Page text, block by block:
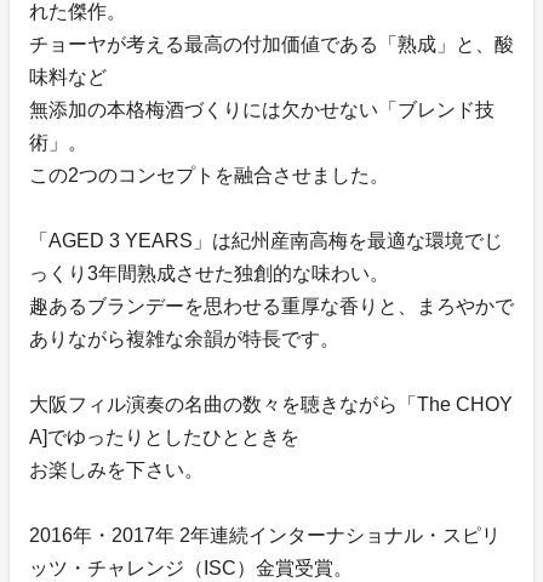
れた傑作。
チョーヤが考える最高の付加価値である「熟成」と、酸
味料など
無添加の本格梅酒づくりには欠かせない「ブレンド技
術」。
この2つのコンセプトを融合させました。
「AGED 3 YEARS」は紀州産南高梅を最適な環境でじ
っくり3年間熟成させた独創的な味わい。
趣あるブランデーを思わせる重厚な香りと、まろやかで
ありながら複雑な余韻が特長です。
大阪フィル演奏の名曲の数々を聴きながら「The CHOY
A]でゆったりとしたひとときを
お楽しみを下さい。
2016年・2017年 2年連続インターナショナル・スピリ
ッツ・チャレンジ（ISC）金賞受賞。